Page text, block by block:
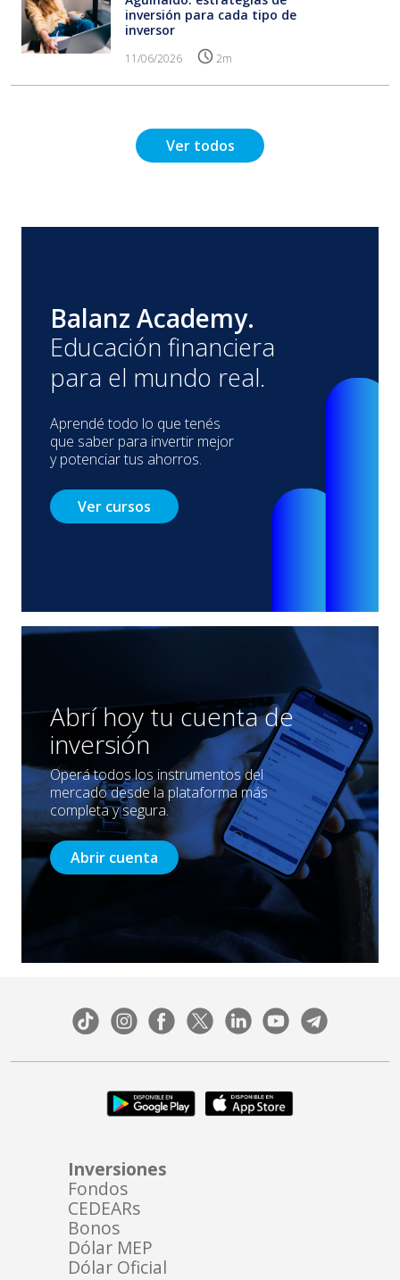
inversión para cada tipo de
inversor
11/06/2026 2m
Ver todos
Balanz Academy.
Educación financiera
para el mundo real.
Aprendé todo lo que tenés
que saber para invertir mejor
y potenciar tus ahorros.
Ver cursos
Abrí hoy tu cuenta de
inversión
Operá todos los instrumentos del
mercado desde la plataforma más
completa y segura.
Abrir cuenta
Inversiones
Fondos
CEDEARs
Bonos
Dólar MEP
Dólar Oficial